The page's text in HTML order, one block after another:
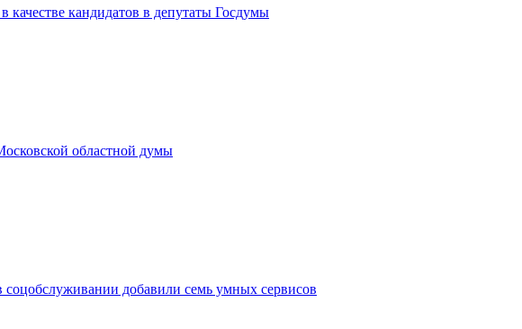
качестве кандидатов в депутаты Госдумы
областной думы
добавили семь умных сервисов